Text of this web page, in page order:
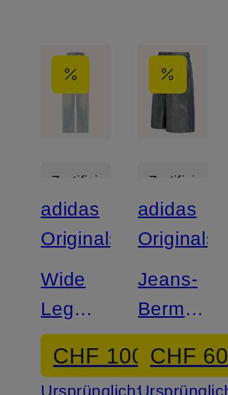
Zertifiziert
adidas
Originals
Wide
Leg
Jeans
DAD
CHF 100
Ursprünglich:
Zertifiziert
adidas
Originals
Jeans-
Bermudas
CHF